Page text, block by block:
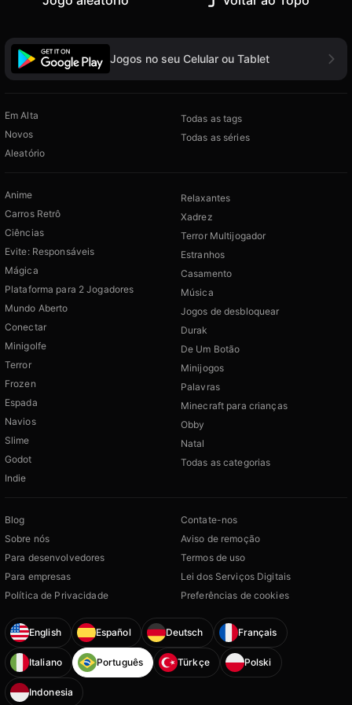
Jogos no seu Celular ou Tablet
Em Alta
Novos
Aleatório
Todas as tags
Todas as séries
Anime
Carros Retrô
Ciências
Evite: Responsáveis
Mágica
Plataforma para 2 Jogadores
Mundo Aberto
Conectar
Minigolfe
Terror
Frozen
Espada
Navios
Slime
Godot
Indie
Relaxantes
Xadrez
Terror Multijogador
Estranhos
Casamento
Música
Jogos de desbloquear
Durak
De Um Botão
Minijogos
Palavras
Minecraft para crianças
Obby
Natal
Todas as categorias
Blog
Sobre nós
Para desenvolvedores
Para empresas
Política de Privacidade
Contate-nos
Aviso de remoção
Termos de uso
Lei dos Serviços Digitais
Preferências de cookies
English Español Deutsch Français
Italiano Português Türkçe Polski
Indonesia